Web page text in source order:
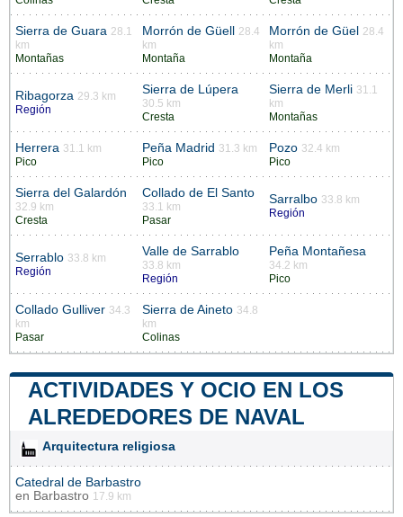
Sierra de Guara 28.1
km
Montañas
Morrón de Güell
28.4
km
Montaña
Morrón de Güel
28.4
km
Montaña
Ribagorza 29.3 km
Región
Sierra de Lúpera
30.5 km
Cresta
Sierra de Merli 31.1
km
Montañas
Herrera 31.1 km
Pico
Peña Madrid 31.3 km
Pico
Pozo 32.4 km
Pico
Sierra del Galardón
32.9 km
Cresta
Collado de El Santo
33.1 km
Pasar
Sarralbo 33.8 km
Región
Serrablo 33.8 km
Región
Valle de Sarrablo
33.8 km
Región
Peña Montañesa
34.2 km
Pico
Collado Gulliver 34.3
km
Pasar
Sierra de Aineto 34.8
km
Colinas
ACTIVIDADES Y OCIO EN LOS
ALREDEDORES DE NAVAL
Arquitectura religiosa
Catedral de Barbastro
en Barbastro 17.9 km